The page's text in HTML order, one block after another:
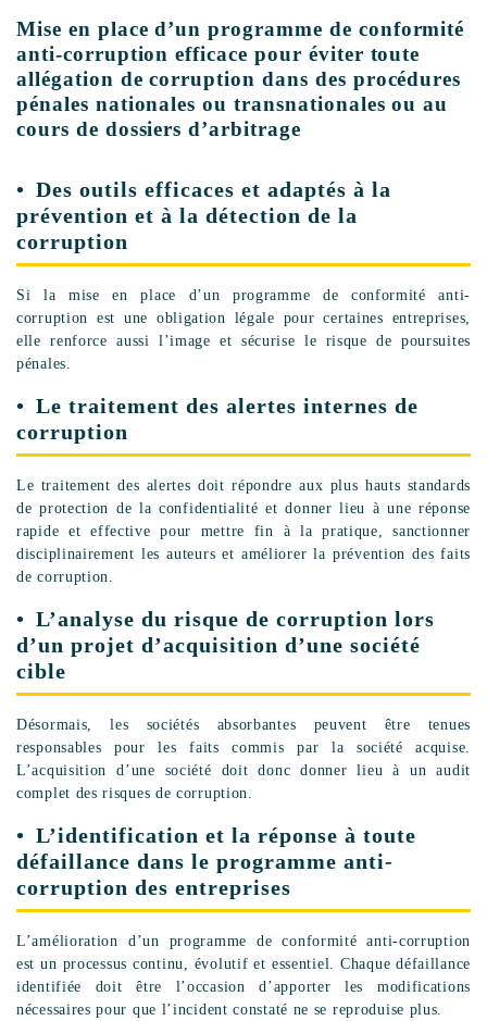
Mise en place d’un programme de conformité
anti-corruption efficace pour éviter toute
allégation de corruption dans des procédures
pénales nationales ou transnationales ou au
cours de dossiers d’arbitrage
Des outils efficaces et adaptés à la
prévention et à la détection de la
corruption
Si la mise en place d’un programme de conformité anti-
corruption est une obligation légale pour certaines entreprises,
elle renforce aussi l’image et sécurise le risque de poursuites
pénales.
Le traitement des alertes internes de
corruption
Le traitement des alertes doit répondre aux plus hauts standards
de protection de la confidentialité et donner lieu à une réponse
rapide et effective pour mettre fin à la pratique, sanctionner
disciplinairement les auteurs et améliorer la prévention des faits
de corruption.
L’analyse du risque de corruption lors
d’un projet d’acquisition d’une société
cible
Désormais, les sociétés absorbantes peuvent être tenues
responsables pour les faits commis par la société acquise.
L’acquisition d’une société doit donc donner lieu à un audit
complet des risques de corruption.
L’identification et la réponse à toute
défaillance dans le programme anti-
corruption des entreprises
L’amélioration d’un programme de conformité anti-corruption
est un processus continu, évolutif et essentiel. Chaque défaillance
identifiée doit être l’occasion d’apporter les modifications
nécessaires pour que l’incident constaté ne se reproduise plus.